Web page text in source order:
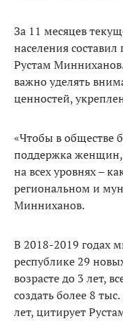
За 11 месяцев
населения
Рустам
важно уделять
ценностей,
«Чтобы в обществе
поддержка женщин,
на всех уровнях –
региональном и
Минниханов.
В 2018-2019 годах
республике 29
возрасте до 3 лет,
создать более 8
лет, цитирует